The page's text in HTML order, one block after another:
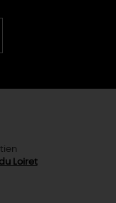
Loiret